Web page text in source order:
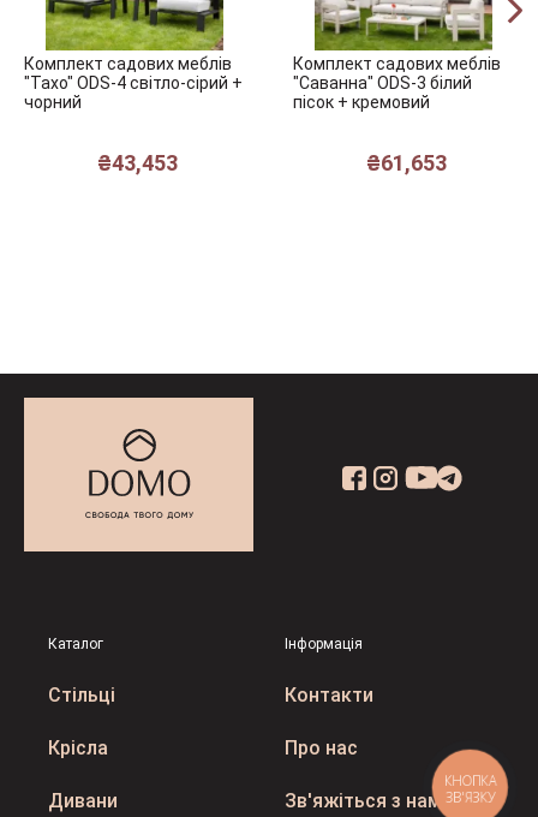
Комплект садових меблів
"Тахо" ODS-4 світло-сірий +
чорний
₴43,453
Комплект садових меблів
"Саванна" ODS-3 білий
пісок + кремовий
₴61,653
Каталог
Стільці
Крісла
Дивани
Інформація
Контакти
Про нас
Зв'яжіться з нами
КНОПКА
ЗВ'ЯЗКУ